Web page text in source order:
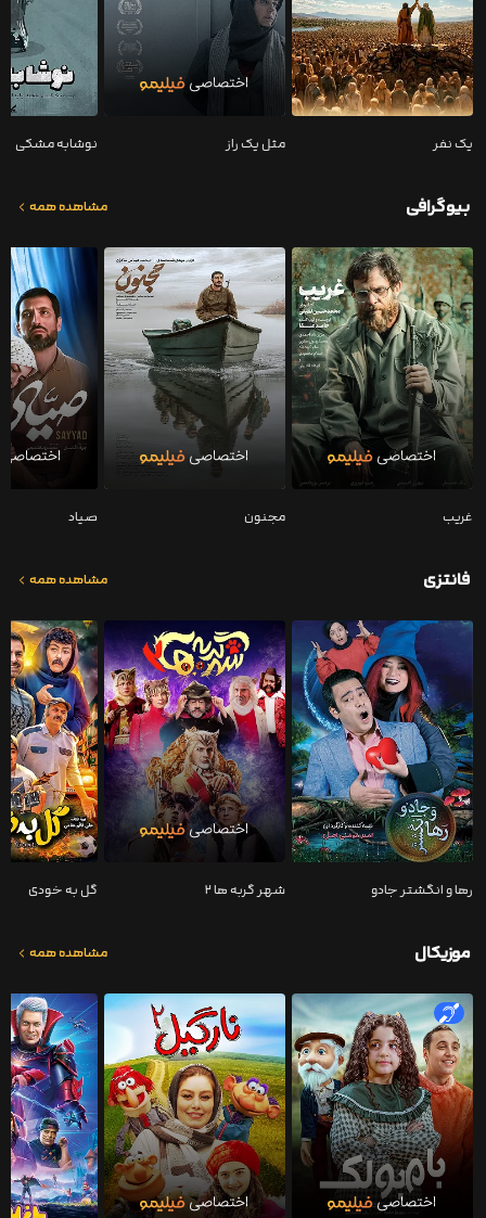
یک نفر مثل یک راز نوشابه مشکی
بیوگرافی مشاهده همه
غریب مجنون صیاد
فانتزی مشاهده همه
رها و انگشتر جادو شهر گربه ها ۲ گل به خودی
موزیکال مشاهده همه